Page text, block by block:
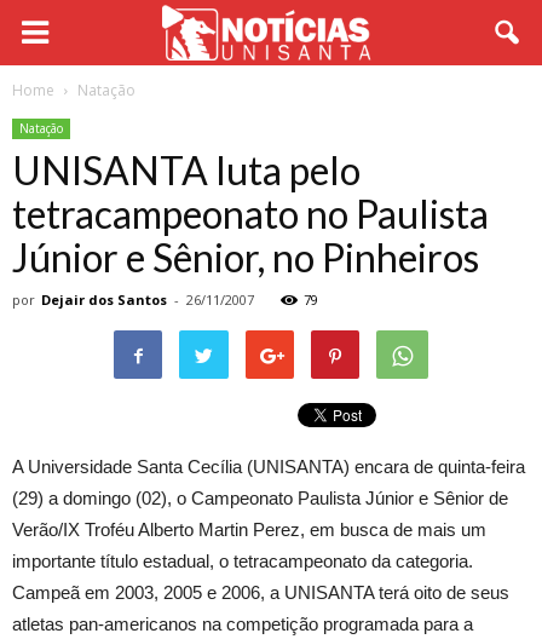
Home Natação
Natação
UNISANTA luta pelo
tetracampeonato no Paulista
Júnior e Sênior, no Pinheiros
por Dejair dos Santos - 26/11/2007 79
A Universidade Santa Cecília (UNISANTA) encara de quinta-feira
(29) a domingo (02), o Campeonato Paulista Júnior e Sênior de
Verão/IX Troféu Alberto Martin Perez, em busca de mais um
importante título estadual, o tetracampeonato da categoria.
Campeã em 2003, 2005 e 2006, a UNISANTA terá oito de seus
atletas pan-americanos na competição programada para a